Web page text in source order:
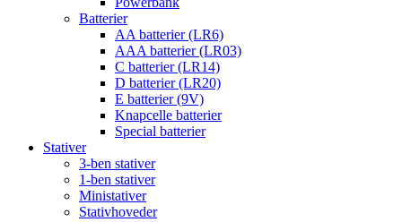
Batterier
AA batterier (LR6)
AAA batterier (LR03)
C batterier (LR14)
D batterier (LR20)
E batterier (9V)
Knapcelle batterier
Special batterier
Stativer
3-ben stativer
1-ben stativer
Ministativer
Stativhoveder